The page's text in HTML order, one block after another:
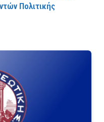
Πολιτικής